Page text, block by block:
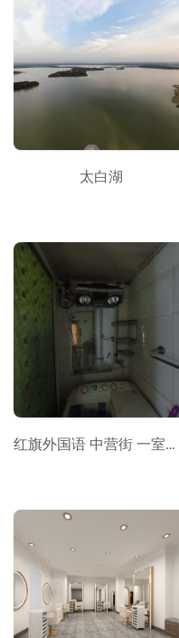
太白湖
红旗外国语 中营街 一室一厅 简装A4518